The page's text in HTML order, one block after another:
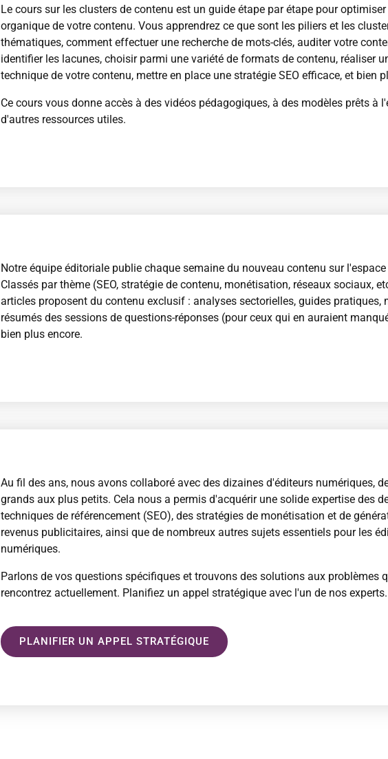
Le cours sur les clusters de contenu est un guide étape par étape pour
organique de votre contenu. Vous apprendrez ce que sont les piliers et les
thématiques, comment effectuer une recherche de mots-clés, auditer votre
identifier les lacunes, choisir parmi une variété de formats de contenu, réaliser
technique de votre contenu, mettre en place une stratégie SEO efficace, et bien
Ce cours vous donne accès à des vidéos pédagogiques, à des modèles prêts à
d'autres ressources utiles.
Notre équipe éditoriale publie chaque semaine du nouveau contenu sur
Classés par thème (SEO, stratégie de contenu, monétisation, réseaux sociaux,
articles proposent du contenu exclusif : analyses sectorielles, guides pratiques,
résumés des sessions de questions-réponses (pour ceux qui en auraient
bien plus encore.
Au fil des ans, nous avons collaboré avec des dizaines d'éditeurs numériques,
grands aux plus petits. Cela nous a permis d'acquérir une solide expertise des
techniques de référencement (SEO), des stratégies de monétisation et de
revenus publicitaires, ainsi que de nombreux autres sujets essentiels pour les
numériques.
Parlons de vos questions spécifiques et trouvons des solutions aux problèmes
rencontrez actuellement. Planifiez un appel stratégique avec l'un de nos experts.
PLANIFIER UN APPEL STRATÉGIQUE